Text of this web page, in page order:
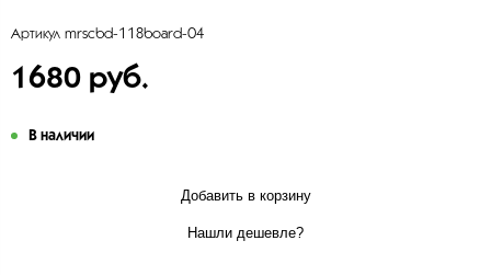
Артикул mrscbd-118board-04
1680 руб.
В наличии
Добавить в корзину
Нашли дешевле?